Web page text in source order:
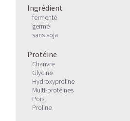
Ingrédient
fermenté
germé
sans soja
Protéine
Chanvre
Glycine
Hydroxyproline
Multi-protéines
Pois
Proline